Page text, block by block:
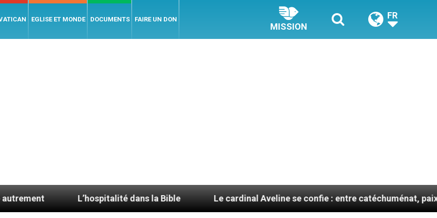
EGLISE ET MONDE DOCUMENTS FAIRE UN DON
MISSION
FR
L’hospitalité dans la Bible Le cardinal Aveline se confie : entre catéchuménat, paix et défis